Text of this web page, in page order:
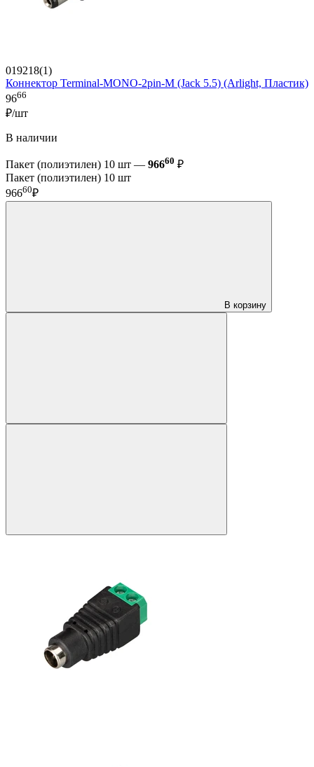
019218(1)
Коннектор Terminal-MONO-2pin-M (Jack 5.5) (Arlight, Пластик)
9666
₽/шт
В наличии
Пакет (полиэтилен) 10 шт — 96660 ₽
Пакет (полиэтилен) 10 шт
96660₽
В корзину